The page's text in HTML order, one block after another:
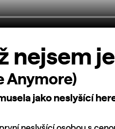
nejsem
Anymore)
jako neslyšící